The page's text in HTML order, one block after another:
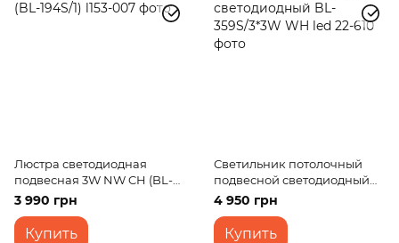
Люстра светодиодная
подвесная 3W NW CH (BL-
194S/1)
3 990 грн
Купить
Светильник потолочный
подвесной светодиодный
BL-359S/3*3W WH led
4 950 грн
Купить